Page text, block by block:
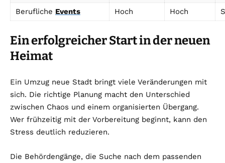
Berufliche Events Hoch Hoch
Ein erfolgreicher Start in der neuen
Heimat
Ein Umzug neue Stadt bringt viele Veränderungen mit
sich. Die richtige Planung macht den Unterschied
zwischen Chaos und einem organisierten Übergang.
Wer frühzeitig mit der Vorbereitung beginnt, kann den
Stress deutlich reduzieren.
Die Behördengänge, die Suche nach dem passenden